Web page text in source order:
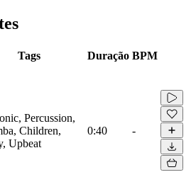
Tags Duração BPM
Percussion,
Children,
Upbeat
0:40 -